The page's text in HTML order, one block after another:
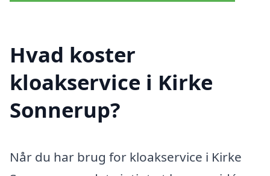
Hvad koster
kloakservice i Kirke
Sonnerup?
Når du har brug for kloakservice i Kirke